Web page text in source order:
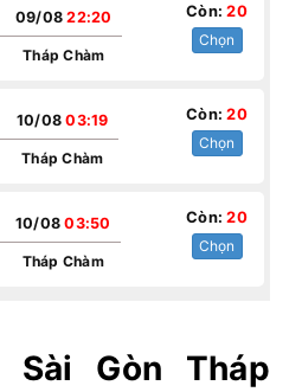
09/0822:20
Tháp Chàm
Còn:20
Chọn
10/0803:19
Tháp Chàm
Còn:20
Chọn
10/0803:50
Tháp Chàm
Còn:20
Chọn
Gòn Tháp